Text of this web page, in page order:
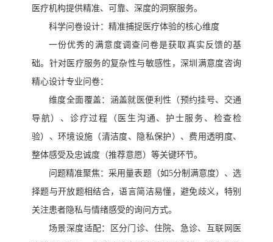
医疗机构提供精准、可靠、深度的洞察服务。
科学问卷设计：精准捕捉医疗体验的核心维度
一份优秀的满意度调查问卷是获取真实反馈的基
础。针对医疗服务的复杂性与敏感性，深圳满意度咨询
精心设计专业问卷：
维度全面覆盖：涵盖就医便利性（预约挂号、交通
导航）、诊疗过程（医生沟通、护士服务、检查检
验）、环境设施（清洁度、隐私保护）、费用透明度、
整体感受及忠诚度（推荐意愿）等关键环节。
问题精准聚焦：采用量表题（如5分制满意度）、选
择题与开放题相结合，语言简洁易懂，避免歧义，特别
关注患者隐私与情绪感受的询问方式。
场景深度适配：区分门诊、住院、急诊、互联网医